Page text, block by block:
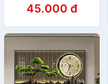
45.000 đ